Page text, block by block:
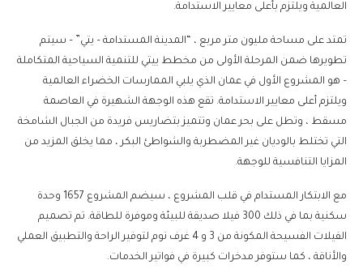
العالمية ويلتزم بأعلى معايير الاستدامة.
تمتد على مساحة مليون متر مربع ، “المدينة المستدامة – يتي” – سيتم
تطويرها ضمن المرحلة الأولى من مخطط ييتي للتنمية السياحية المتكاملة
– هو المشروع الأول في عمان الذي يلبي الممارسات الخضراء العالمية
ويلتزم أعلى معايير الاستدامة. تقع هذه الوجهة الشهيرة في العاصمة
مسقط ، وتطل على بحر عمان وتتميز بتضاريس فريدة من الجبال الشامخة
التي تختلط بالوديان غير المضطربة والشواطئ البكر ، مما يخلق المزيد من
المزايا التنافسية للوجهة.
مع الابتكار المستدام في قلب المشروع ، سيضم المشروع 1657 وحدة
سكنية بما في ذلك 300 فيلا صديقة للبيئة وموفرة للطاقة. تم تصميم
الفيلات الفسيحة المكونة من 3 و 4 غرف نوم لتوفير الراحة والتطبيق العملي
والأناقة ، كما ستوفر مدخرات كبيرة في فواتير الخدمات.